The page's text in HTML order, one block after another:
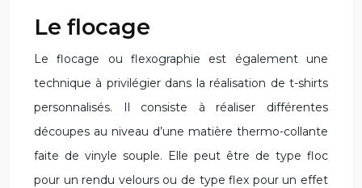
Le flocage
Le flocage ou flexographie est également une
technique à privilégier dans la réalisation de t-shirts
personnalisés. Il consiste à réaliser différentes
découpes au niveau d’une matière thermo-collante
faite de vinyle souple. Elle peut être de type floc
pour un rendu velours ou de type flex pour un effet